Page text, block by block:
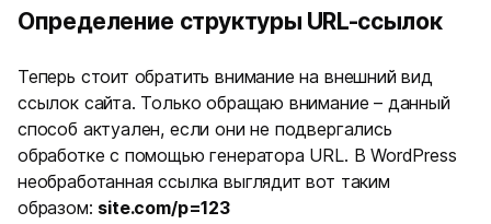
Определение структуры URL-ссылок
Теперь стоит обратить внимание на внешний вид
ссылок сайта. Только обращаю внимание – данный
способ актуален, если они не подвергались
обработке с помощью генератора URL. В WordPress
необработанная ссылка выглядит вот таким
образом: site.com/р=123